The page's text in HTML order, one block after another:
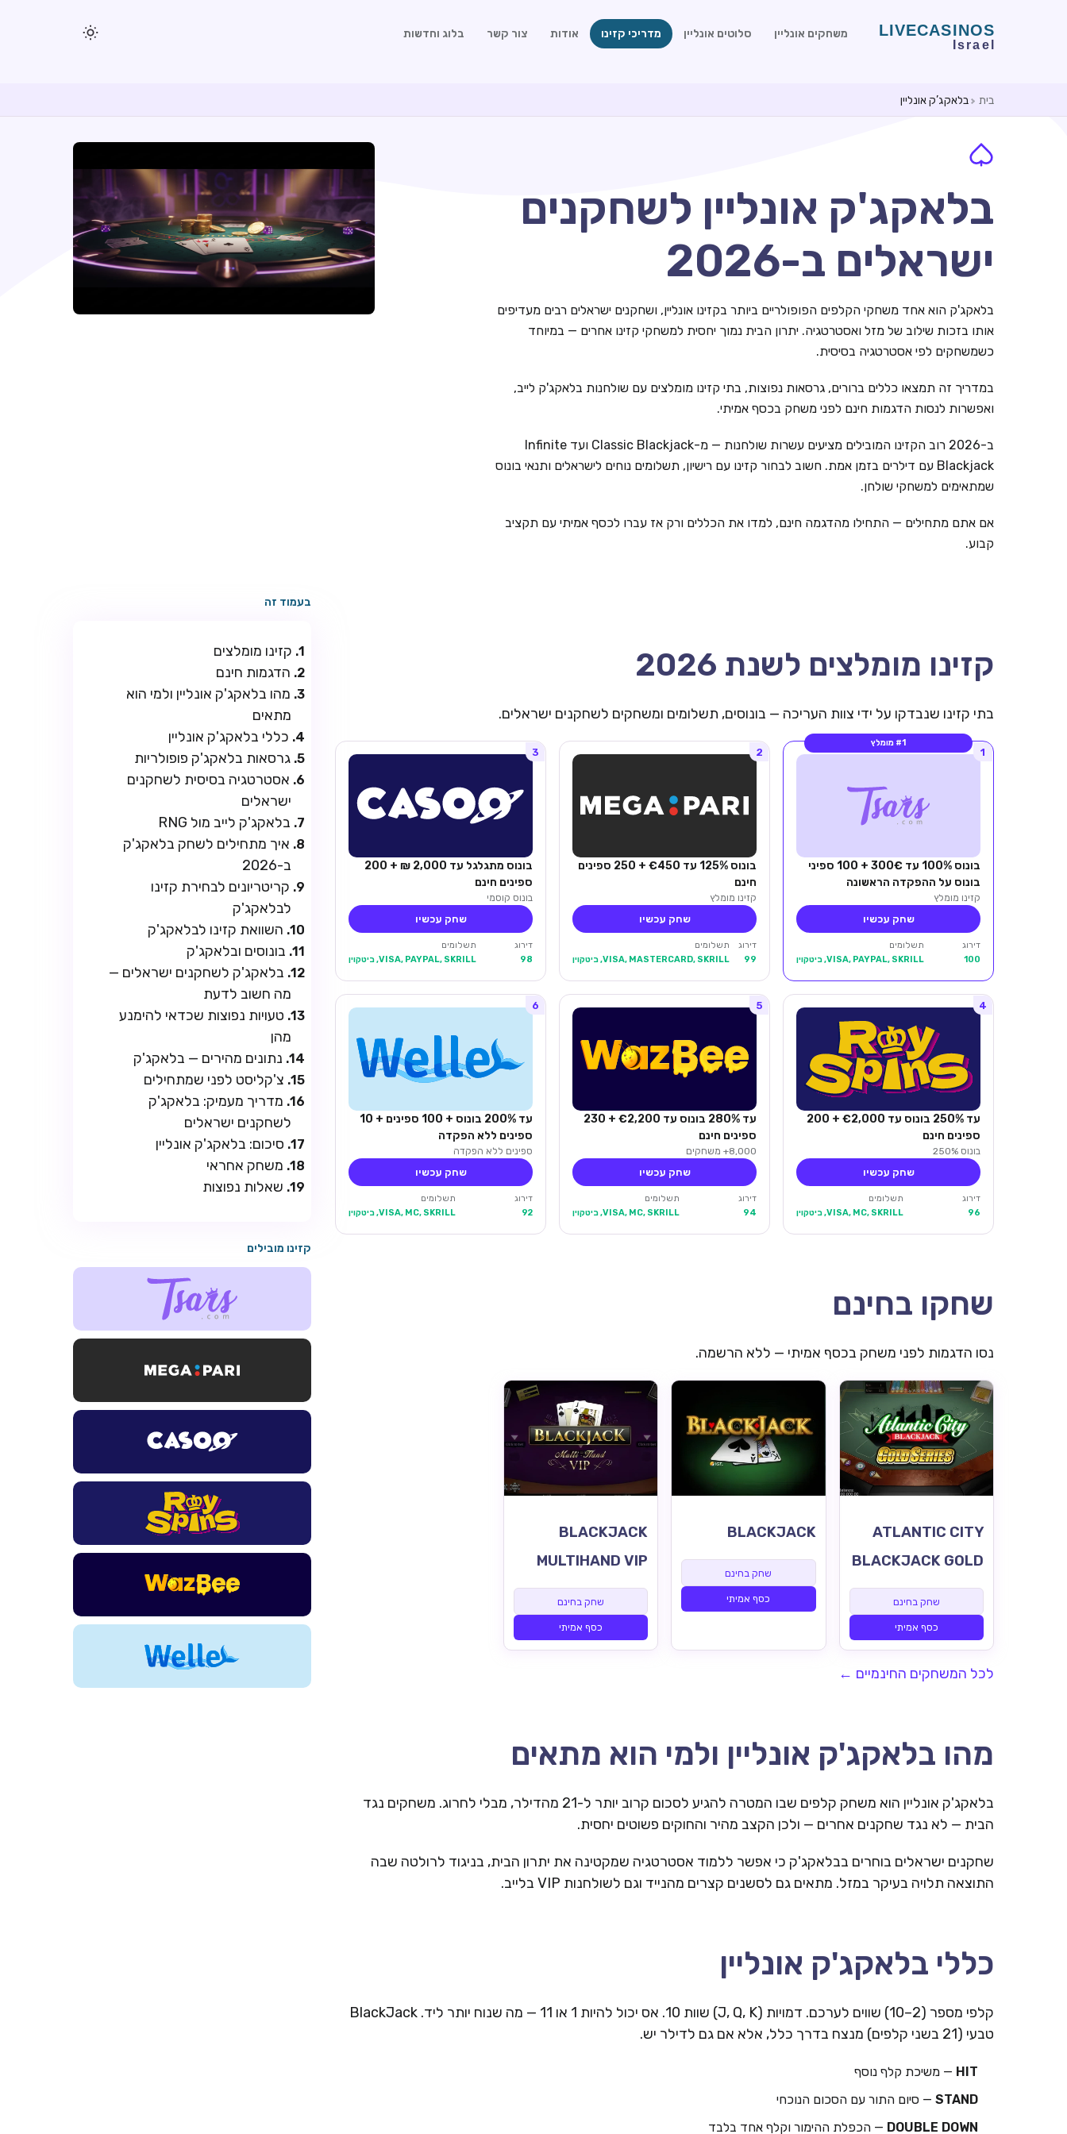
משחקים אונליין סלוטים אונליין מדריכי קזינו אודות צור קשר בלוג וחדשות
בית בלאקג’ק אונליין
בלאקג'ק אונליין לשחקנים
ישראלים ב-2026
בלאקג'ק הוא אחד משחקי הקלפים הפופולריים ביותר בקזינו אונליין, ושחקנים ישראלים רבים מעדיפים
אותו בזכות שילוב של מזל ואסטרטגיה. יתרון הבית נמוך יחסית למשחקי קזינו אחרים — במיוחד
כשמשחקים לפי אסטרטגיה בסיסית.
במדריך זה תמצאו כללים ברורים, גרסאות נפוצות, בתי קזינו מומלצים עם שולחנות בלאקג'ק לייב,
ואפשרות לנסות הדגמות חינם לפני משחק בכסף אמיתי.
ב-2026 רוב הקזינו המובילים מציעים עשרות שולחנות — מ-Classic Blackjack ועד Infinite
Blackjack עם דילרים בזמן אמת. חשוב לבחור קזינו עם רישיון, תשלומים נוחים לישראלים ותנאי בונוס
שמתאימים למשחקי שולחן.
אם אתם מתחילים — התחילו מהדגמה חינם, למדו את הכללים ורק אז עברו לכסף אמיתי עם תקציב
קבוע.
קזינו מומלצים לשנת 2026
בתי קזינו שנבדקו על ידי צוות העריכה — בונוסים, תשלומים ומשחקים לשחקנים ישראלים.
#1 מומלץ
1
בונוס 100% עד 300€ + 100 ספיני
בונוס על ההפקדה הראשונה
קזינו מומלץ
שחק עכשיו
דירוג
100
תשלומים
VISA, PAYPAL, SKRILL, ביטקוין
2
בונוס 125% עד €450 + 250 ספינים
חינם
קזינו מומלץ
שחק עכשיו
דירוג
99
תשלומים
VISA, MASTERCARD, SKRILL, ביטקוין
3
בונוס מתגלגל עד 2,000 ₪ + 200
ספינים חינם
בונוס קוסמי
שחק עכשיו
דירוג
98
תשלומים
VISA, PAYPAL, SKRILL, ביטקוין
4
עד 250% בונוס עד €2,000 + 200
ספינים חינם
בונוס 250%
שחק עכשיו
דירוג
96
תשלומים
VISA, MC, SKRILL, ביטקוין
5
עד 280% בונוס עד €2,200 + 230
ספינים חינם
8,000+ משחקים
שחק עכשיו
דירוג
94
תשלומים
VISA, MC, SKRILL, ביטקוין
6
עד 200% בונוס + 100 ספינים + 10
ספינים ללא הפקדה
ספינים ללא הפקדה
שחק עכשיו
דירוג
92
תשלומים
VISA, MC, SKRILL, ביטקוין
שחקו בחינם
נסו הדגמות לפני משחק בכסף אמיתי — ללא הרשמה.
ATLANTIC CITY
BLACKJACK GOLD
שחק בחינם
כסף אמיתי
BLACKJACK
שחק בחינם
כסף אמיתי
BLACKJACK
MULTIHAND VIP
שחק בחינם
כסף אמיתי
לכל המשחקים החינמיים ←
מהו בלאקג'ק אונליין ולמי הוא מתאים
בלאקג'ק אונליין הוא משחק קלפים שבו המטרה להגיע לסכום קרוב יותר ל-21 מהדילר, מבלי לחרוג. משחקים נגד
הבית — לא נגד שחקנים אחרים — ולכן הקצב מהיר והחוקים פשוטים יחסית.
שחקנים ישראלים בוחרים בבלאקג'ק כי אפשר ללמוד אסטרטגיה שמקטינה את יתרון הבית, בניגוד לרולטה שבה
התוצאה תלויה בעיקר במזל. מתאים גם לסשנים קצרים מהנייד וגם לשולחנות VIP בלייב.
כללי בלאקג'ק אונליין
קלפי מספר (2–10) שווים לערכם. דמויות (J, Q, K) שוות 10. אס יכול להיות 1 או 11 — מה שנוח יותר ליד. BlackJack
טבעי (21 בשני קלפים) מנצח בדרך כלל, אלא אם גם לדילר יש.
HIT — משיכת קלף נוסף
STAND — סיום התור עם הסכום הנוכחי
DOUBLE DOWN — הכפלת ההימור וקלף אחד בלבד
בעמוד זה
קזינו מומלצים
הדגמות חינם
מהו בלאקג'ק אונליין ולמי הוא
מתאים
כללי בלאקג'ק אונליין
גרסאות בלאקג'ק פופולריות
אסטרטגיה בסיסית לשחקנים
ישראלים
בלאקג'ק לייב מול RNG
איך מתחילים לשחק בלאקג'ק
ב-2026
קריטריונים לבחירת קזינו
לבלאקג'ק
השוואת קזינו לבלאקג'ק
בונוסים ובלאקג'ק
בלאקג'ק לשחקנים ישראלים —
מה חשוב לדעת
טעויות נפוצות שכדאי להימנע
מהן
נתונים מהירים — בלאקג'ק
צ'קליסט לפני שמתחילים
מדריך מעמיק: בלאקג'ק
לשחקנים ישראלים
סיכום: בלאקג'ק אונליין
משחק אחראי
שאלות נפוצות
קזינו מובילים